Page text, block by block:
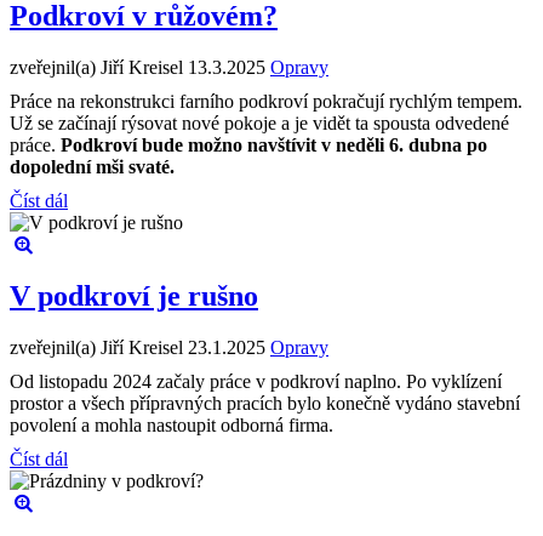
Podkroví v růžovém?
zveřejnil(a) Jiří Kreisel 13.3.2025 Opravy
Práce na rekonstrukci farního podkroví pokračují rychlým tempem.
Už se začínají rýsovat nové pokoje a je vidět ta spousta odvedené
práce. Podkroví bude možno navštívit v neděli 6. dubna po
dopolední mši svaté.
Číst dál
V podkroví je rušno
zveřejnil(a) Jiří Kreisel 23.1.2025 Opravy
Od listopadu 2024 začaly práce v podkroví naplno. Po vyklízení
prostor a všech přípravných pracích bylo konečně vydáno stavební
povolení a mohla nastoupit odborná firma.
Číst dál